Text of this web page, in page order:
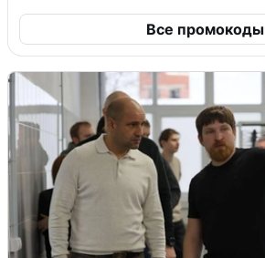
Все промокоды